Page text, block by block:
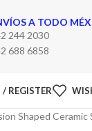
A TODO
244 2030
688 6858
/ REGISTER
Shaped Ceramic